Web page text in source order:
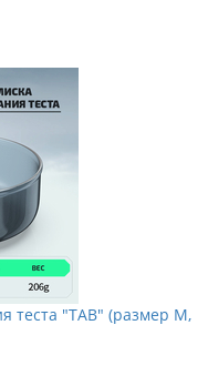
теста "TAB" (размер М,